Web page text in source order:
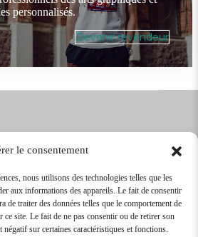
le consentement
nous utilisons des technologies telles que les
aux informations des appareils. Le fait de consentir
de traiter des données telles que le comportement de
site. Le fait de ne pas consentir ou de retirer son
sur certaines caractéristiques et fonctions.
personnalisés.
Devenir revendeur
Publicitaires
Infos
ligne
Express 24H
Revendeurs